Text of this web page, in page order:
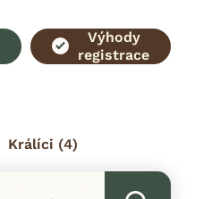
Výhody
registrace
Králíci (4)